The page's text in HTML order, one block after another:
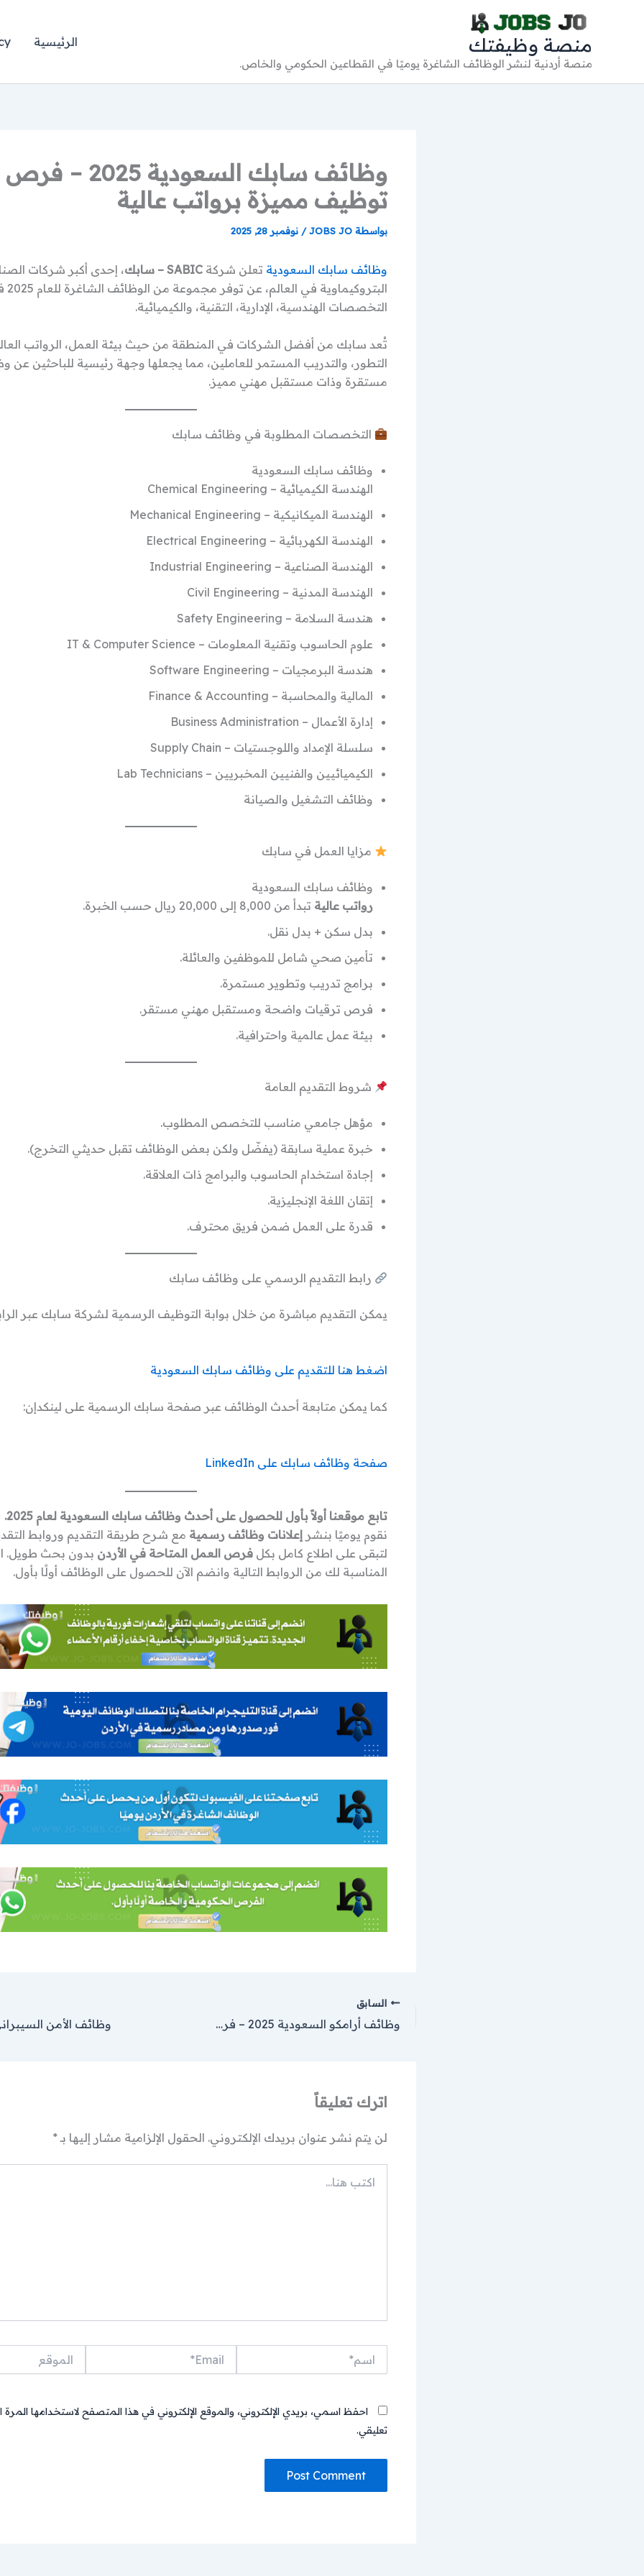
منصة وظيفتك
منصة أردنية لنشر الوظائف الشاغرة يوميًا في القطاعين الحكومي والخاص.
الرئيسية
وظائف سابك السعودية 2025 – فرص
توظيف مميزة برواتب عالية
بواسطة JOBS JO
/ نوفمبر 28, 2025
وظائف سابك السعودية تعلن شركة SABIC – سابك
، إحدى أكبر شركات
التخصصات الهندسية، الإدارية، التقنية، والكيميائية.
تُعد سابك من أفضل الشركات في المنطقة من حيث بيئة العمل، الرواتب
التطور، والتدريب المستمر للعاملين، مما يجعلها وجهة رئيسية للباحثين عن
مستقرة وذات مستقبل مهني مميز.
التخصصات المطلوبة في وظائف سابك
وظائف سابك السعودية
الهندسة الكيميائية – Chemical Engineering
الهندسة الميكانيكية – Mechanical Engineering
الهندسة الكهربائية – Electrical Engineering
الهندسة الصناعية – Industrial Engineering
الهندسة المدنية – Civil Engineering
هندسة السلامة – Safety Engineering
علوم الحاسوب وتقنية المعلومات – IT & Computer Science
هندسة البرمجيات – Software Engineering
المالية والمحاسبة – Finance & Accounting
إدارة الأعمال – Business Administration
سلسلة الإمداد واللوجستيات – Supply Chain
الكيميائيين والفنيين المخبريين – Lab Technicians
وظائف التشغيل والصيانة
مزايا العمل في سابك
وظائف سابك السعودية
رواتب عالية تبدأ من 8,000 إلى 20,000 ريال حسب الخبرة.
بدل سكن + بدل نقل.
تأمين صحي شامل للموظفين والعائلة.
برامج تدريب وتطوير مستمرة.
فرص ترقيات واضحة ومستقبل مهني مستقر.
بيئة عمل عالمية واحترافية.
شروط التقديم العامة
مؤهل جامعي مناسب للتخصص المطلوب.
خبرة عملية سابقة (يفضّل ولكن بعض الوظائف تقبل حديثي التخرج).
إجادة استخدام الحاسوب والبرامج ذات العلاقة.
إتقان اللغة الإنجليزية.
قدرة على العمل ضمن فريق محترف.
رابط التقديم الرسمي على وظائف سابك
يمكن التقديم مباشرة من خلال بوابة التوظيف الرسمية لشركة سابك عبر
اضغط هنا للتقديم على وظائف سابك السعودية
كما يمكن متابعة أحدث الوظائف عبر صفحة سابك الرسمية على لينكدإن:
صفحة وظائف سابك على LinkedIn
تابع موقعنا أولاً بأول للحصول على أحدث وظائف سابك السعودية لعام 2025.
نقوم يوميًا بنشر إعلانات وظائف رسمية مع شرح طريقة التقديم وروابط
لتبقى على اطلاع كامل بكل فرص العمل المتاحة في الأردن بدون بحث طويل.
المناسبة لك من الروابط التالية وانضم الآن للحصول على الوظائف أولًا بأول.
السابق
وظائف أرامكو السعودية 2025 – فرص توظيف مميزة برواتب عالية
اترك تعليقاً
لن يتم نشر عنوان بريدك الإلكتروني. الحقول الإلزامية مشار إليها بـ *
هنا...
احفظ اسمي، بريدي الإلكتروني، والموقع الإلكتروني في هذا المتصفح لاستخدامها المرة
تعليقي.